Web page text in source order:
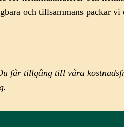
och tillsammans packar
får tillgång till våra